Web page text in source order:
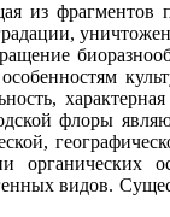
из
флоры
органических
видов.